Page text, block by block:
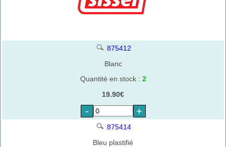
875412
Blanc
Quantité en stock : 2
19.90€
- +
875414
Bleu plastifié